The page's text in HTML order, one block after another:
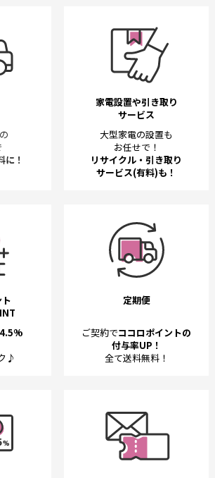
！
家電設置や引き取り
サービス
大型家電の設置も
お任せで！
リサイクル・引き取り
サービス(有料)も！
♪
定期便
ご契約でココロポイントの
付与率UP！
全て送料無料！